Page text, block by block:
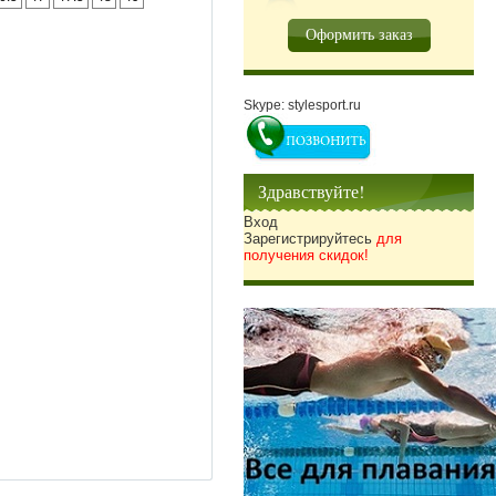
Оформить заказ
Skype: stylesport.ru
Здравствуйте!
Вход
Зарегистрируйтесь для
получения скидок!